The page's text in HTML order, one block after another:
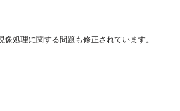
処理に関する問題も修正されています。